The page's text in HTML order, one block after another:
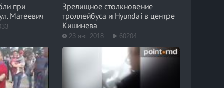
при
Матеевич
Зрелищное столкновение
троллейбуса и Hyundai в центре
Кишинева
23 авг 2018 60204